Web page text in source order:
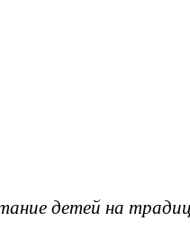
детей на